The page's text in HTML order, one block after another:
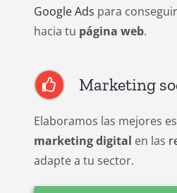
Google Ads para
hacia tu página web.
Marketing
Elaboramos las mejores
marketing digital en las
adapte a tu sector.